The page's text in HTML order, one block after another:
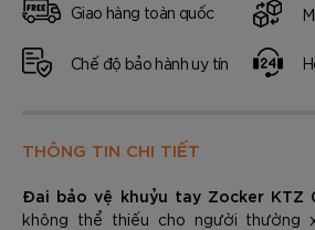
Giao hàng toàn quốc
Chế độ bảo hành uy tín
THÔNG TIN CHI TIẾT
Đai bảo vệ khuỷu tay Zocker KTZ
không thể thiếu cho người thường